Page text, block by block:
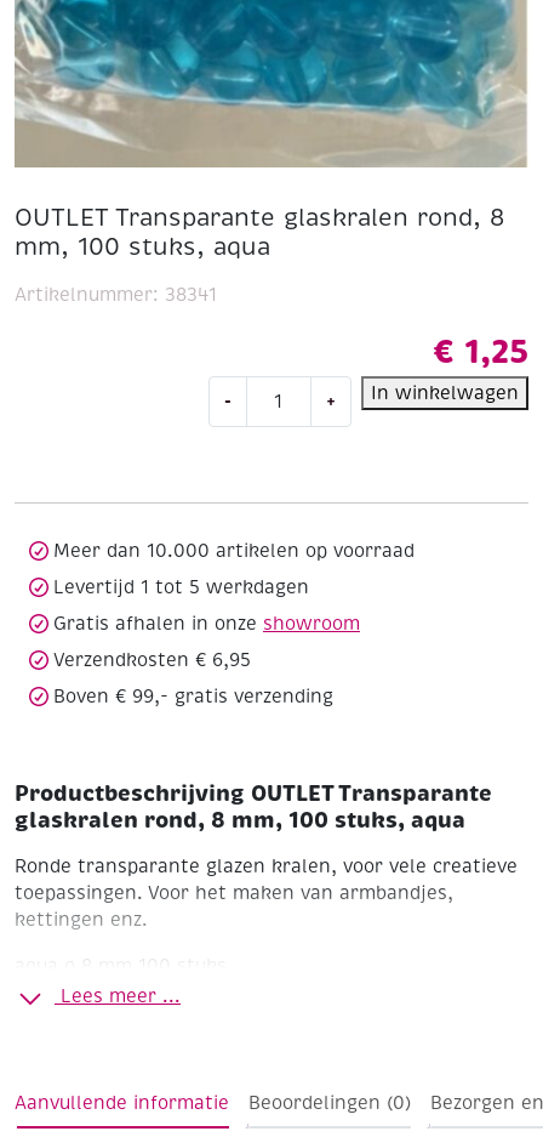
OUTLET Transparante glaskralen rond, 8
mm, 100 stuks, aqua
€ 1,25
-
Transparante
100
stuks,
aantal
+ In winkelwagen
Artikelnummer: 38341
Meer dan 10.000 artikelen op voorraad
Levertijd 1 tot 5 werkdagen
Gratis afhalen in onze showroom
Verzendkosten € 6,95
Boven € 99,- gratis verzending
Productbeschrijving OUTLET Transparante
glaskralen rond, 8 mm, 100 stuks, aqua
Ronde transparante glazen kralen, voor vele creatieve
toepassingen. Voor het maken van armbandjes,
kettingen enz.
ø 8 mm
100 stuks
Lees meer ...
Aanvullende informatie Beoordelingen (0) Bezorgen